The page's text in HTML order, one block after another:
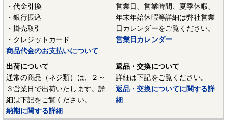
・代金引換
・銀行振込
・掛売取引
・クレジットカード
商品代金のお支払いについて
営業日、営業時間、夏季休暇、
年末年始休暇等詳細は弊社営業
日カレンダーをご覧ください。
営業日カレンダー
出荷について
通常の商品（ネジ類）は、２～
３営業日で出荷いたします。詳
細は下記をご覧ください。
納期に関する詳細
返品・交換について
詳細は下記をご覧ください。
返品・交換についてに関する詳
細